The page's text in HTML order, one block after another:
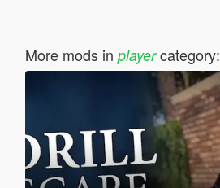
More mods in playercategory: